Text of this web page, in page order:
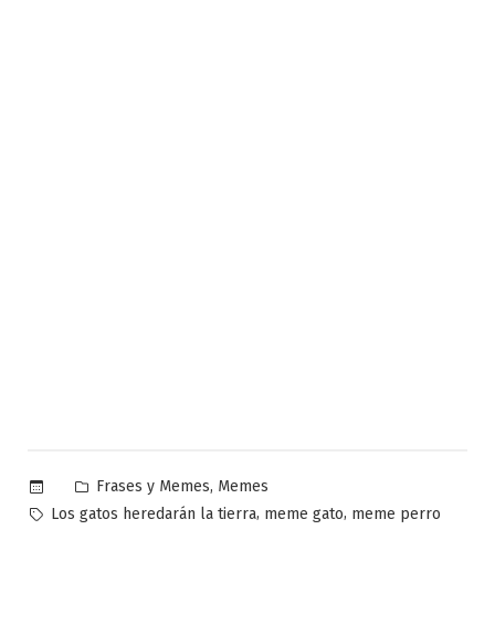
Publicado
en
Frases y Memes, Memes
Etiquetas:
Los gatos heredarán la tierra, meme gato, meme perro